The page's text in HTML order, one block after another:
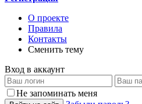
О проекте
Правила
Контакты
Сменить тему
Вход в аккаунт
Не запоминать меня